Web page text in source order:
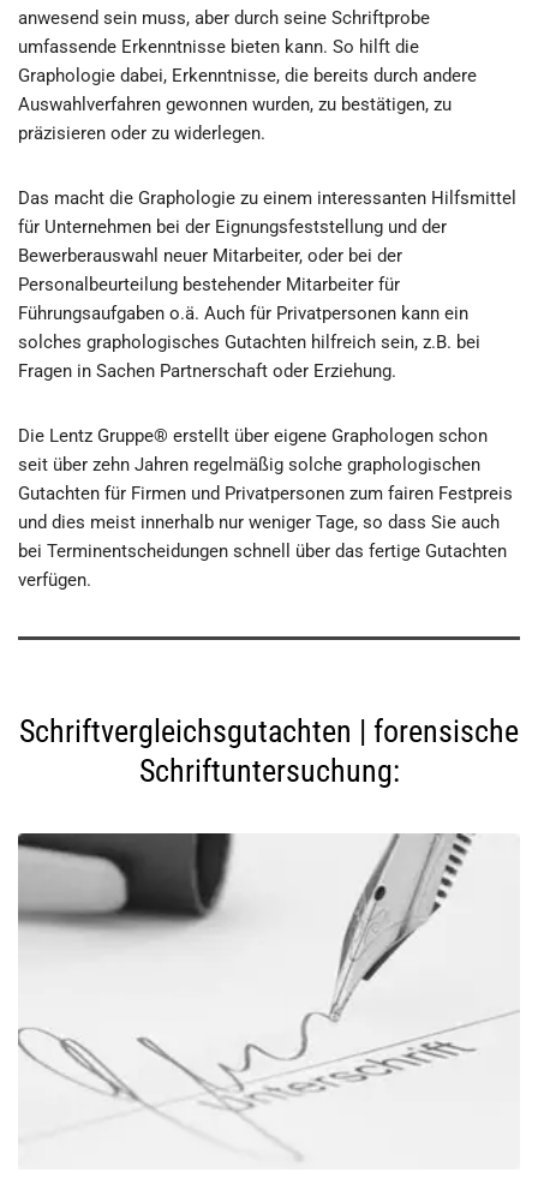
anwesend sein muss, aber durch seine Schriftprobe
umfassende Erkenntnisse bieten kann. So hilft die
Graphologie dabei, Erkenntnisse, die bereits durch andere
Auswahlverfahren gewonnen wurden, zu bestätigen, zu
präzisieren oder zu widerlegen.
Das macht die Graphologie zu einem interessanten Hilfsmittel
für Unternehmen bei der Eignungsfeststellung und der
Bewerberauswahl neuer Mitarbeiter, oder bei der
Personalbeurteilung bestehender Mitarbeiter für
Führungsaufgaben o.ä. Auch für Privatpersonen kann ein
solches graphologisches Gutachten hilfreich sein, z.B. bei
Fragen in Sachen Partnerschaft oder Erziehung.
Die Lentz Gruppe® erstellt über eigene Graphologen schon
seit über zehn Jahren regelmäßig solche graphologischen
Gutachten für Firmen und Privatpersonen zum fairen Festpreis
und dies meist innerhalb nur weniger Tage, so dass Sie auch
bei Terminentscheidungen schnell über das fertige Gutachten
verfügen.
Schriftvergleichsgutachten | forensische
Schriftuntersuchung: